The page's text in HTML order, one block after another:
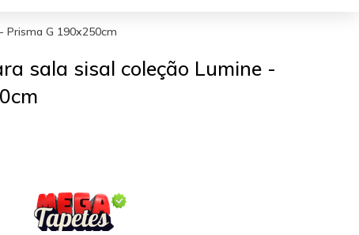
Prisma G 190x250cm
sala sisal coleção Lumine -